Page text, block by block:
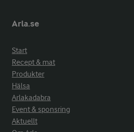
Arla.se
Start
Recept & mat
Produkter
Hälsa
Arlakadabra
Event & sponsring
Aktuellt